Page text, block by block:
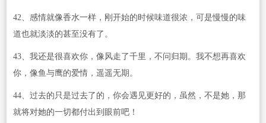
42、感情就像香水一样，刚开始的时候味道很浓，可是慢慢的味
道也就淡淡的甚至没有了。
43、我还是很喜欢你，像风走了千里，不问归期。我不想再喜欢
你，像鱼与鹰的爱情，遥遥无期。
44、过去的只是过去了的，你会遇见更好的，虽然，不是她，那
就将对她的一切都付出到眼前吧！